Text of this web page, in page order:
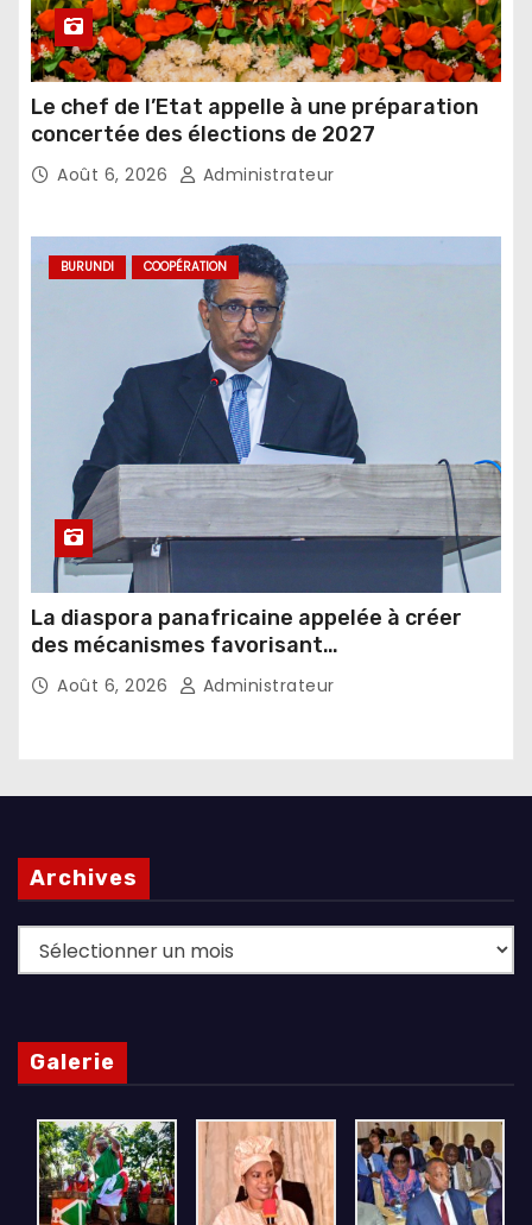
Le chef de l’Etat appelle à une préparation
concertée des élections de 2027
Août 6, 2026 Administrateur
BURUNDI COOPÉRATION
La diaspora panafricaine appelée à créer
des mécanismes favorisant
l’investissement dans les pays d’origine
Août 6, 2026 Administrateur
Archives
Archives
Galerie